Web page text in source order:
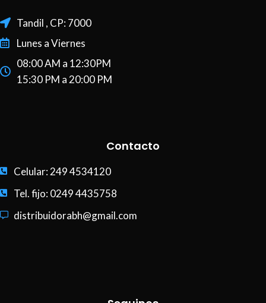
Tandil , CP: 7000
Lunes a Viernes
08:00 AM a 12:30PM
15:30 PM a 20:00 PM
Contacto
Celular: 249 4534120
Tel. fijo: 0249 4435758
distribuidorabh@gmail.com